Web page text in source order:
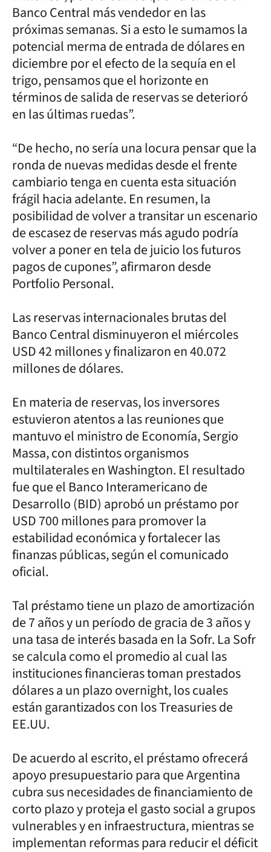
Banco Central más vendedor en las
próximas semanas. Si a esto le sumamos la
potencial merma de entrada de dólares en
diciembre por el efecto de la sequía en el
trigo, pensamos que el horizonte en
términos de salida de reservas se deterioró
en las últimas ruedas”.
“De hecho, no sería una locura pensar que la
ronda de nuevas medidas desde el frente
cambiario tenga en cuenta esta situación
frágil hacia adelante. En resumen, la
posibilidad de volver a transitar un escenario
de escasez de reservas más agudo podría
volver a poner en tela de juicio los futuros
pagos de cupones”, afirmaron desde
Portfolio Personal.
Las reservas internacionales brutas del
Banco Central disminuyeron el miércoles
USD 42 millones y finalizaron en 40.072
millones de dólares.
En materia de reservas, los inversores
estuvieron atentos a las reuniones que
mantuvo el ministro de Economía, Sergio
Massa, con distintos organismos
multilaterales en Washington. El resultado
fue que el Banco Interamericano de
Desarrollo (BID) aprobó un préstamo por
USD 700 millones para promover la
estabilidad económica y fortalecer las
finanzas públicas, según el comunicado
oficial.
Tal préstamo tiene un plazo de amortización
de 7 años y un período de gracia de 3 años y
una tasa de interés basada en la Sofr. La Sofr
se calcula como el promedio al cual las
instituciones financieras toman prestados
dólares a un plazo overnight, los cuales
están garantizados con los Treasuries de
EE.UU.
De acuerdo al escrito, el préstamo ofrecerá
apoyo presupuestario para que Argentina
cubra sus necesidades de financiamiento de
corto plazo y proteja el gasto social a grupos
vulnerables y en infraestructura, mientras se
implementan reformas para reducir el déficit